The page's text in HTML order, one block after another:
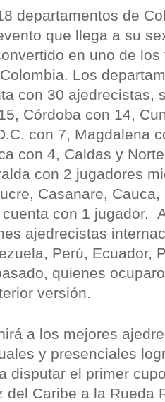
departamentos de
que llega a su
en uno de
Los
con 30 ajedrecistas,
Córdoba con 14,
con 7, Magdalena
con 4, Caldas y
con 2 jugadores
Casanare,
con 1 jugador.
ajedrecistas
Perú, Ecuador,
quienes
versión.
a los mejores
y presenciales
disputar el primer
del Caribe a la Rueda